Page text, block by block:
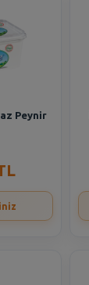
Peynir